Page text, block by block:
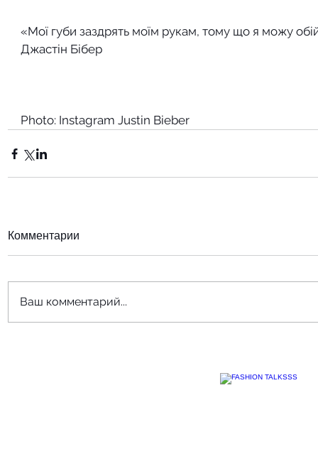
«Мої губи заздрять моїм рукам, тому що я можу
Джастін Бібер
Photo: Instagram Justin Bieber
Комментарии
Ваш комментарий...